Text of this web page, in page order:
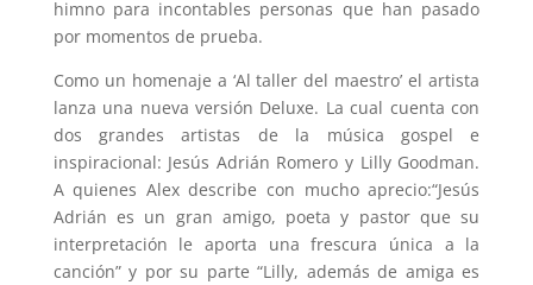
himno para incontables personas que han pasado
por momentos de prueba.
Como un homenaje a ‘Al taller del maestro’ el artista
lanza una nueva versión Deluxe. La cual cuenta con
dos grandes artistas de la música gospel e
inspiracional: Jesús Adrián Romero y Lilly Goodman.
A quienes Alex describe con mucho aprecio:“Jesús
Adrián es un gran amigo, poeta y pastor que su
interpretación le aporta una frescura única a la
canción” y por su parte “Lilly, además de amiga es